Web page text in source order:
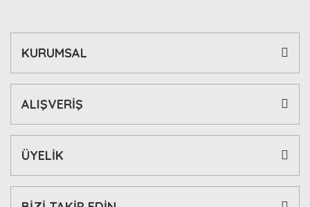
KURUMSAL
ALIŞVERİŞ
ÜYELİK